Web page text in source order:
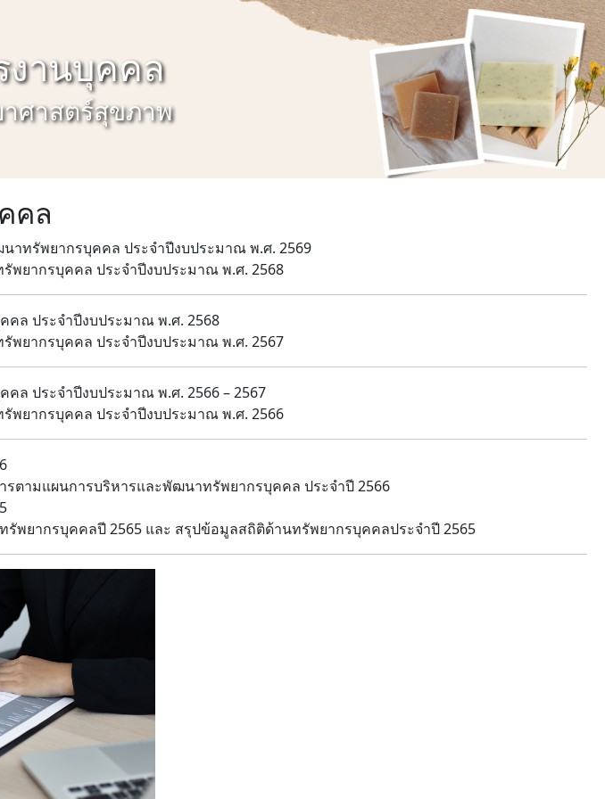
งานบุคคล
ศาสตร์สุขภาพ
คล
ทรัพยากรบุคคล ประจำปีงบประมาณ พ.ศ. 2569
พยากรบุคคล ประจำปีงบประมาณ พ.ศ. 2568
ล ประจำปีงบประมาณ พ.ศ. 2568
พยากรบุคคล ประจำปีงบประมาณ พ.ศ. 2567
ล ประจำปีงบประมาณ พ.ศ. 2566 – 2567
พยากรบุคคล ประจำปีงบประมาณ พ.ศ. 2566
รตามแผนการบริหารและพัฒนาทรัพยากรบุคคล ประจำปี 2566
รัพยากรบุคคลปี 2565 และ สรุปข้อมูลสถิติด้านทรัพยากรบุคคลประจำปี 2565